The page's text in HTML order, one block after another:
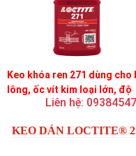
Keo khóa ren 271 dùng cho
lông, ốc vít kim loại lớn, độ
nhớt thấp, độ bền cao
Liên hệ:
KEO DÁN LOCTITE®